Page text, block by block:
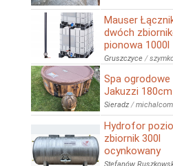
Mauser
dwóch
pionowa 1000l
Gruszczyce /
Spa ogrodowe
Jakuzzi 180cm
Sieradz /michalcom
Hydrofor
zbiornik 300l
ocynkowany